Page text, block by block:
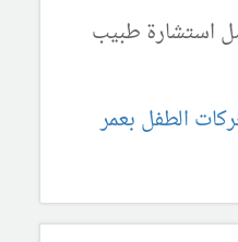
استشارة طبيب
الطفل بعمر